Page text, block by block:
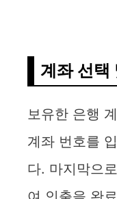
계좌 선택
보유한 은행
계좌 번호를
다. 마지막으